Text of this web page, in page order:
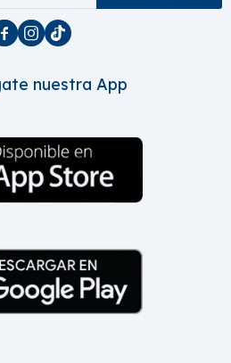
  
nuestra App